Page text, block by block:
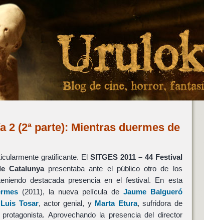
2 (2ª parte): Mientras duermes de
gratificante. El SITGES 2011 – 44 Festival
Catalunyapresentaba ante el público otro de los
destacada presencia en el festival. En esta
(2011), la nueva película de Jaume Balgueró
Luis Tosar, actor genial, y Marta Etura, sufridora de
Aprovechando la presencia del director